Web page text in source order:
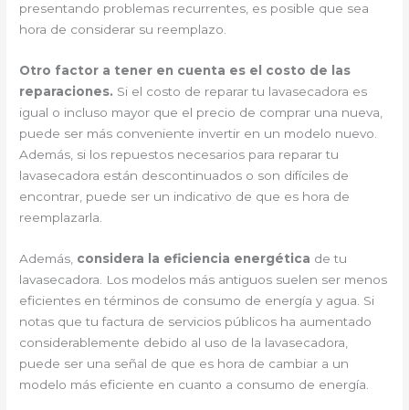
presentando problemas recurrentes, es posible que sea
hora de considerar su reemplazo.
Otro factor a tener en cuenta es el costo de las
reparaciones. Si el costo de reparar tu lavasecadora es
igual o incluso mayor que el precio de comprar una nueva,
puede ser más conveniente invertir en un modelo nuevo.
Además, si los repuestos necesarios para reparar tu
lavasecadora están descontinuados o son difíciles de
encontrar, puede ser un indicativo de que es hora de
reemplazarla.
Además, considera la eficiencia energética de tu
lavasecadora. Los modelos más antiguos suelen ser menos
eficientes en términos de consumo de energía y agua. Si
notas que tu factura de servicios públicos ha aumentado
considerablemente debido al uso de la lavasecadora,
puede ser una señal de que es hora de cambiar a un
modelo más eficiente en cuanto a consumo de energía.